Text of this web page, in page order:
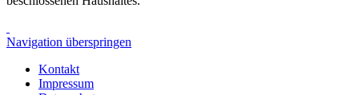
Navigation überspringen
Kontakt
Impressum